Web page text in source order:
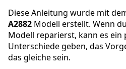
Diese Anleitung wurde mit
A2882 Modell erstellt. Wenn
Modell reparierst, kann es ein
Unterschiede geben, das
das gleiche sein.